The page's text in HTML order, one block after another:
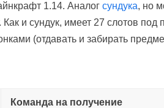
1.14. Аналогсундука, но
и сундук, имеет 27 слотов под
(отдавать и забирать
Команда на получение